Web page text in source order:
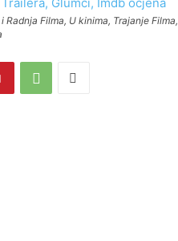
Radnja Filma, U kinima, Trajanje Filma,